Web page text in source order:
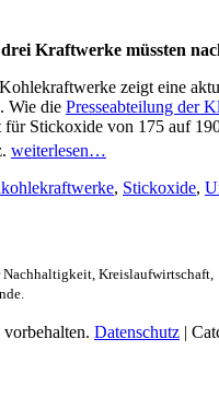
Kraftwerke müssten
zeigt eine
Wie die Presseabteilung der
Stickoxide von 175 auf
weiterlesen…
, Stickoxide,
Kreislaufwirtschaft,
Datenschutz |